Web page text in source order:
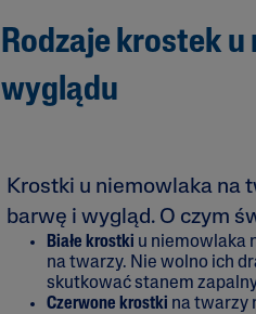
Rodzaje krostek u
wyglądu
Krostki u niemowlaka na
barwę i wygląd. O czym
Białe krostki u niemowlaka
na twarzy. Nie wolno ich
skutkować stanem
Czerwone krostki na twarzy